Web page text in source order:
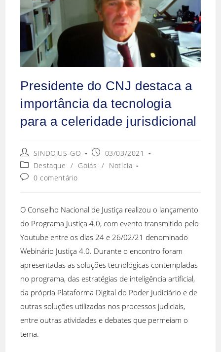
Presidente do CNJ destaca a
importância da tecnologia
para a celeridade jurisdicional
SINDOJUS-GO
03/03/2021
Destaque / Goiás / Notícia
0 comentário
O Conselho Nacional de Justiça realizou o lançamento
do Programa Justiça 4.0, com evento transmitido pelo
Youtube entre os dias 24 e 26/02/21 denominado
Webinário Justiça 4.0. Durante o encontro foram
apresentadas as soluções tecnológicas contempladas
no programa, das estratégias de inteligência artificial,
da própria Plataforma Digital do Poder Judiciário e de
outras soluções utilizadas nos processos judiciais,
entre outras atividades e debates que permeiam o
tema.